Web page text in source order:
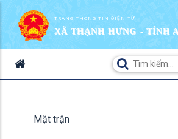
TRANG THÔNG TIN ĐIỆN TỬ
XÃ THẠNH HƯNG - TỈNH
Mặt trận